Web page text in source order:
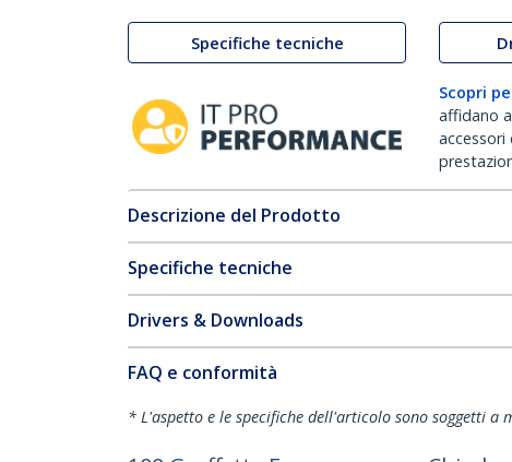
Specifiche tecniche
Scopri
affidano
Descrizione del Prodotto
Specifiche tecniche
Drivers & Downloads
FAQ e conformità
* L'aspetto e le specifiche dell'articolo sono soggetti a